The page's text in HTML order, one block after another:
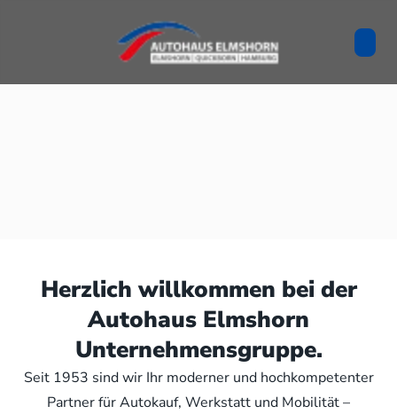
Herzlich willkommen bei der
Autohaus Elmshorn
Unternehmensgruppe.
Seit 1953 sind wir Ihr moderner und hochkompetenter
Partner für Autokauf, Werkstatt und Mobilität –